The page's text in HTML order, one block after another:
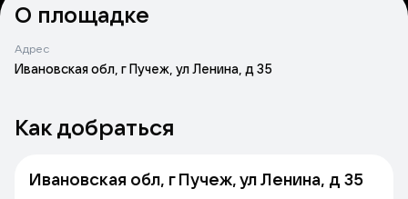
О площадке
Адрес
Ивановская обл, г Пучеж, ул Ленина, д 35
Как добраться
Ивановская обл, г Пучеж, ул Ленина, д 35